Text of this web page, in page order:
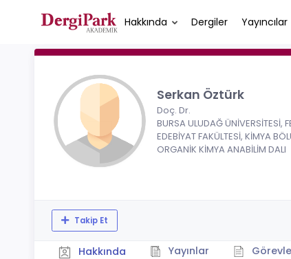
Hakkında Dergiler Yayıncılar
Serkan Öztürk
Doç. Dr.
BURSA ULUDAĞ ÜNİVERSİTESİ,
EDEBİYAT FAKÜLTESİ, KİMYA
ORGANİK KİMYA ANABİLİM DALI
Takip Et
Hakkında Yayınlar